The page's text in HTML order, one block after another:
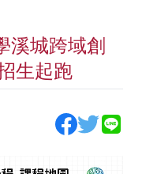
溪城跨域創
生起跑